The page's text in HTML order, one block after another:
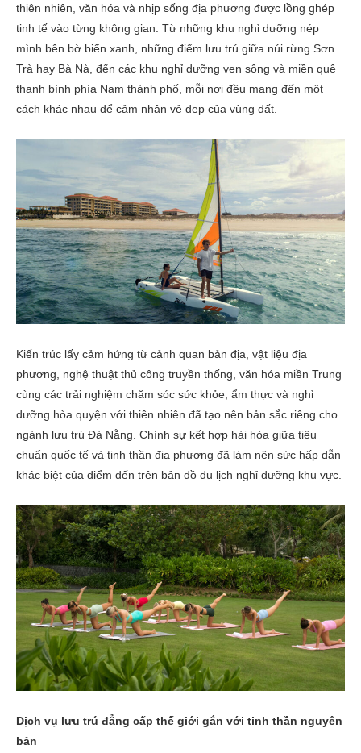
thiên nhiên, văn hóa và nhịp sống địa phương được lồng ghép
tinh tế vào từng không gian. Từ những khu nghỉ dưỡng nép
mình bên bờ biển xanh, những điểm lưu trú giữa núi rừng Sơn
Trà hay Bà Nà, đến các khu nghỉ dưỡng ven sông và miền quê
thanh bình phía Nam thành phố, mỗi nơi đều mang đến một
cách khác nhau để cảm nhận vẻ đẹp của vùng đất.
Kiến trúc lấy cảm hứng từ cảnh quan bản địa, vật liệu địa
phương, nghệ thuật thủ công truyền thống, văn hóa miền Trung
cùng các trải nghiệm chăm sóc sức khỏe, ẩm thực và nghỉ
dưỡng hòa quyện với thiên nhiên đã tạo nên bản sắc riêng cho
ngành lưu trú Đà Nẵng. Chính sự kết hợp hài hòa giữa tiêu
chuẩn quốc tế và tinh thần địa phương đã làm nên sức hấp dẫn
khác biệt của điểm đến trên bản đồ du lịch nghỉ dưỡng khu vực.
Dịch vụ lưu trú đẳng cấp thế giới gắn với tinh thần nguyên
bản